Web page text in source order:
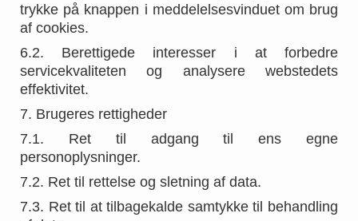
trykke på knappen i meddelelsesvinduet om brug
af cookies.
6.2. Berettigede interesser i at forbedre
servicekvaliteten og analysere webstedets
effektivitet.
7. Brugeres rettigheder
7.1. Ret til adgang til ens egne
personoplysninger.
7.2. Ret til rettelse og sletning af data.
7.3. Ret til at tilbagekalde samtykke til behandling